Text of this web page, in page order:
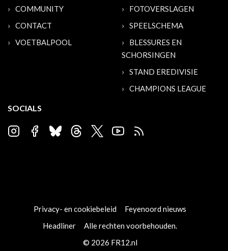
COMMUNITY
CONTACT
VOETBALPOOL
FOTOVERSLAGEN
SPEELSCHEMA
BLESSURES EN
SCHORSINGEN
STAND EREDIVISIE
CHAMPIONS LEAGUE
SOCIALS
Privacy- en cookiebeleid
Feyenoord nieuws
Headliner
Alle rechten voorbehouden.
© 2026 FR12.nl